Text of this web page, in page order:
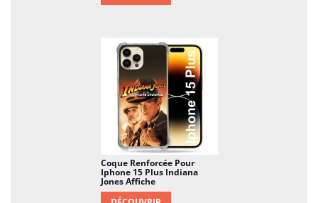
Coque Renforcée Pour
Iphone 15 Plus Indiana
Jones Affiche